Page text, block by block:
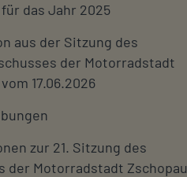
das Jahr 2025
aus der Sitzung des
der Motorradstadt
17.06.2026
zur 21. Sitzung des
der Motorradstadt Zschopau